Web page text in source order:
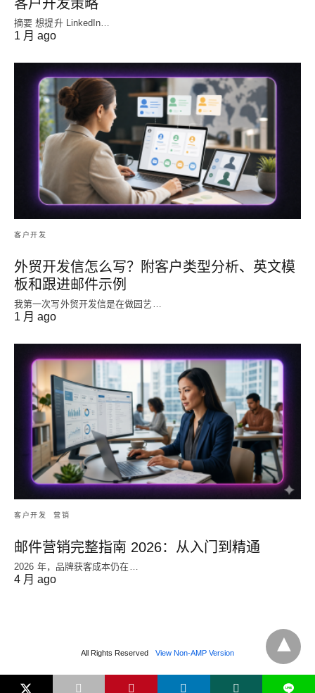
客户开发策略
摘要 想提升 LinkedIn…
1 月 ago
客户开发
外贸开发信怎么写？附客户类型分析、英文模
板和跟进邮件示例
我第一次写外贸开发信是在做园艺…
1 月 ago
客户开发 营销
邮件营销完整指南 2026：从入门到精通
2026 年，品牌获客成本仍在…
4 月 ago
All Rights Reserved View Non-AMP Version
L